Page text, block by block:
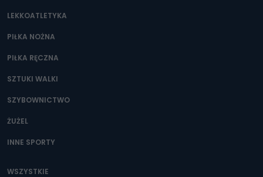
LEKKOATLETYKA
PIŁKA NOŻNA
PIŁKA RĘCZNA
SZTUKI WALKI
SZYBOWNICTWO
ŻUŻEL
INNE SPORTY
WSZYSTKIE